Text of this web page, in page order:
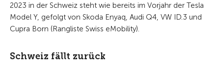
2023 in der Schweiz steht wie bereits im Vorjahr der Tesla
Model Y, gefolgt von Skoda Enyaq, Audi Q4, VW ID.3 und
Cupra Born (Rangliste Swiss eMobility).
Schweiz fällt zurück